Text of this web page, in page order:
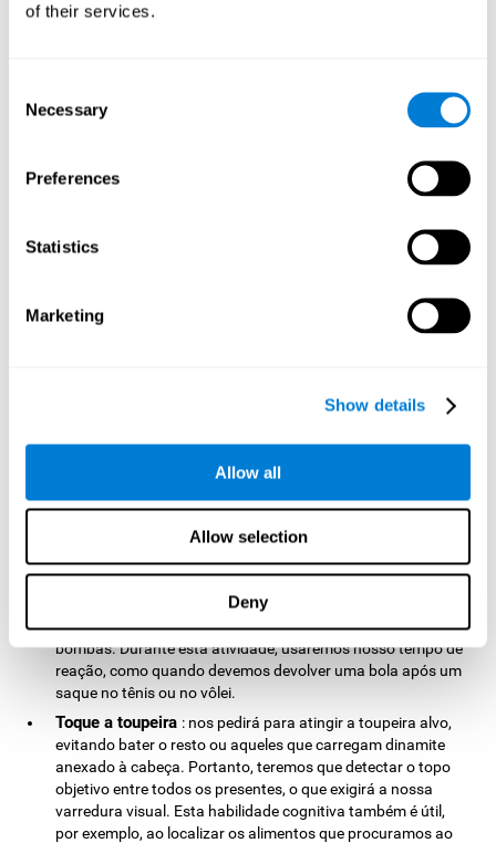
of their services.
Selection
Necessary
Preferences
Statistics
Marketing
Show details
Allow all
Allow selection
Deny
calmo onde o sujeito mantém sua atenção no estímulo que
Explotaglobos
: o objetivo do jogo é explorar todos os
vermelhas. Em níveis avançados, a atividade será um
esforço para nossa flexibilidade cognitiva. Em nossa vida
desconhecida depois de marcar um número de família.
mover a plataforma para direcionar a bola para que termine
de quebrar todos os tijolos. Para fazer isso, usaremos nossa
: o teste COOR Precisão tem foi
inspirado no Wisconsin Test (Card Sorting Test Manual). A
tarefa foi projetada para que o usuário avalie suas
capacidades de coordenação. Será importante controlar a
precisão dos movimentos e combinar duas ações (visuais e
manuais) para o mesmo objetivo. A velocidade de resposta
uma das variáveis ​​a serem medidas.
: Seremos convidados a mover a raquete para
bater as bolas de cores alvo, evitando o resto de bolas e
bombas. Durante esta atividade, usaremos nosso tempo de
reação, como quando devemos devolver uma bola após um
saque no tênis ou no vôlei.
Toque a toupeira : nos pedirá para atingir a toupeira alvo,
evitando bater o resto ou aqueles que carregam dinamite
anexado à cabeça. Portanto, teremos que detectar o topo
objetivo entre todos os presentes, o que exigirá a nossa
varredura visual. Esta habilidade cognitiva também é útil,
por exemplo, ao localizar os alimentos que procuramos ao